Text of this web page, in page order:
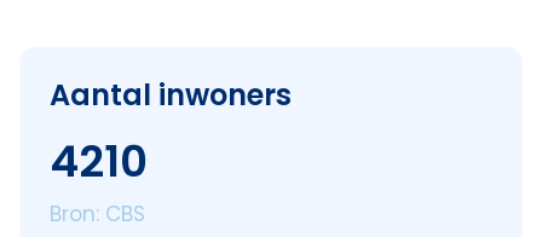
Aantal inwoners
4210
Bron: CBS